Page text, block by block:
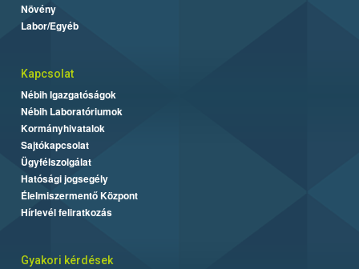
Növény
Labor/Egyéb
Kapcsolat
Nébih Igazgatóságok
Nébih Laboratóriumok
Kormányhivatalok
Sajtókapcsolat
Ügyfélszolgálat
Hatósági jogsegély
Élelmiszermentő Központ
Hírlevél feliratkozás
Gyakori kérdések